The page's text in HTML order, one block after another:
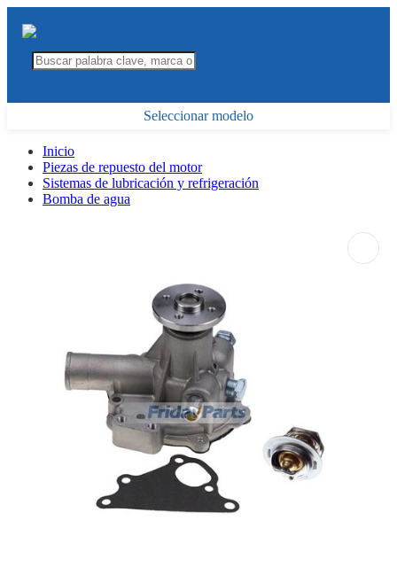
Seleccionar modelo
Inicio
Piezas de repuesto del motor
Sistemas de lubricación y refrigeración
Bomba de agua